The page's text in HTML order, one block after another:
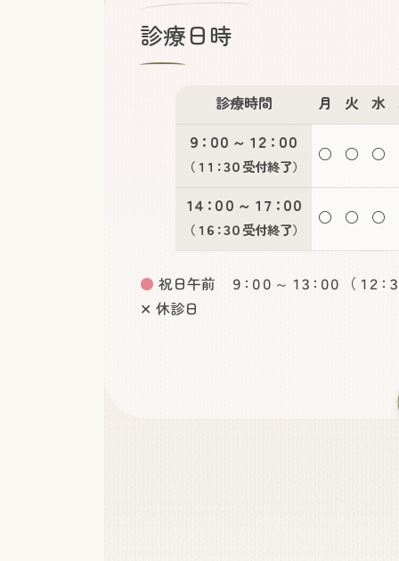
診療日時
診療時間 月 火 水
９：００ ～ １２：００
（ １１：３０ 受付終了）
○ ○ ○
１４：００ ～ １７：００
（ １６：３０ 受付終了）
○ ○ ○
● 祝日午前 ９：００ ～ １３：００ （ １２：
✕ 休診日